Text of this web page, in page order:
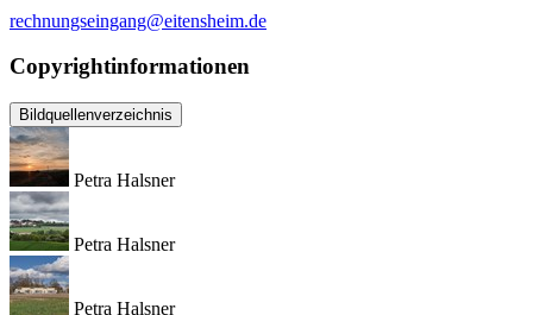
rechnungseingang@eitensheim.de
Copyrightinformationen
Bildquellenverzeichnis
Petra Halsner
Petra Halsner
Petra Halsner